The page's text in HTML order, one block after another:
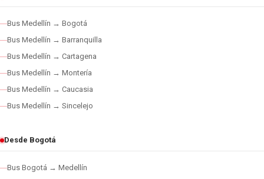
Bus Medellín → Bogotá
Bus Medellín → Barranquilla
Bus Medellín → Cartagena
Bus Medellín → Montería
Bus Medellín → Caucasia
Bus Medellín → Sincelejo
Desde Bogotá
Bus Bogotá → Medellín